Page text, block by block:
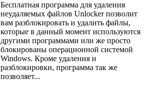
Бесплатная программа для удаления
неудаляемых файлов Unlocker позволит
вам разблокировать и удалить файлы,
которые в данный момент используются
другими программами или же просто
блокированы операционной системой
Windows. Кроме удаления и
разблокировки, программа так же
позволяет...